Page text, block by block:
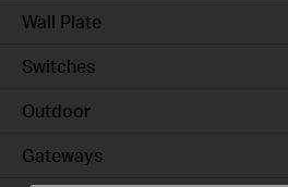
Wall Plate
Switches
Outdoor
Gateways